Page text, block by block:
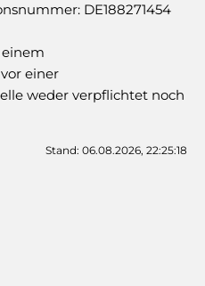
DE188271454
einer
weder verpflichtet noch
Stand: 06.08.2026, 22:25:18